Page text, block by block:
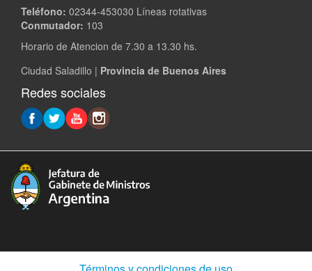
Teléfono: 02344-453030 Líneas rotativas
Conmutador: 103
Horario de Atencion de 7.30 a 13.30 hs.
Ciudad Saladillo | Provincia de Buenos Aires
Redes sociales